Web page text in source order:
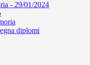
- 29/01/2024
diplomi